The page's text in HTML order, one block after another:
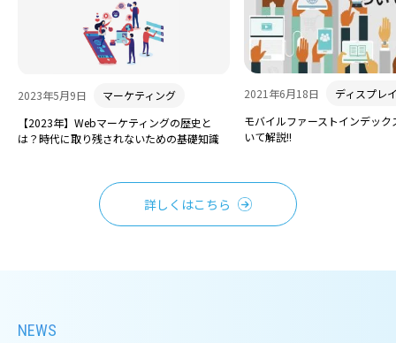
2023年5月9日
マーケティング
【2023年】Webマーケティングの歴史と
は？時代に取り残されないための基礎知識
2021年6月18日
ディスプレ
モバイルファーストインデック
いて解説!!
詳しくはこちら